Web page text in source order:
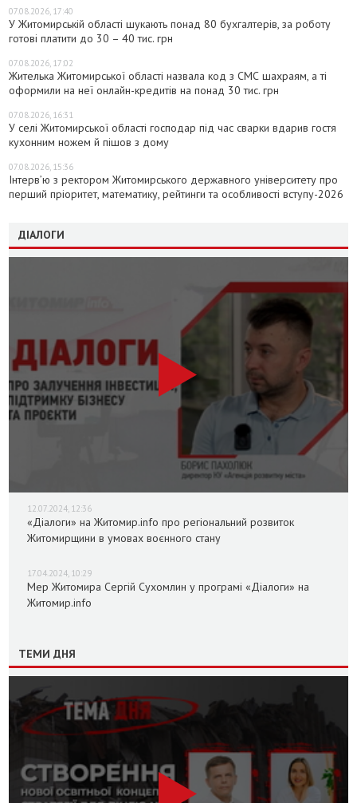
07.08.2026, 17:40
У Житомирській області шукають понад 80 бухгалтерів, за роботу
готові платити до 30 – 40 тис. грн
07.08.2026, 17:02
Жителька Житомирської області назвала код з СМС шахраям, а ті
оформили на неї онлайн-кредитів на понад 30 тис. грн
07.08.2026, 16:31
У селі Житомирської області господар під час сварки вдарив гостя
кухонним ножем й пішов з дому
07.08.2026, 15:36
Інтерв’ю з ректором Житомирського державного університету про
перший пріоритет, математику, рейтинги та особливості вступу-2026
ДІАЛОГИ
12.07.2024, 12:36
«Діалоги» на Житомир.info про регіональний розвиток
Житомирщини в умовах воєнного стану
17.04.2024, 10:29
Мер Житомира Сергій Сухомлин у програмі «Діалоги» на
Житомир.info
ТЕМИ ДНЯ